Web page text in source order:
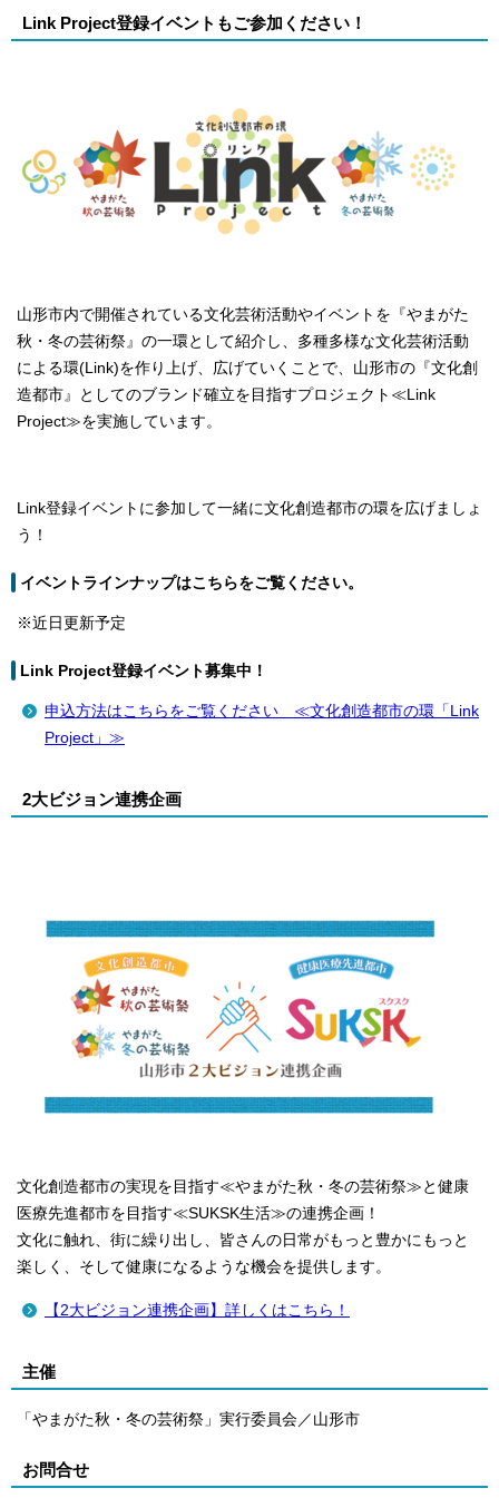
Link Project登録イベントもご参加ください！
山形市内で開催されている文化芸術活動やイベントを『やまがた
秋・冬の芸術祭』の一環として紹介し、多種多様な文化芸術活動
による環(Link)を作り上げ、広げていくことで、山形市の『文化創
造都市』としてのブランド確立を目指すプロジェクト≪Link
Project≫を実施しています。
Link登録イベントに参加して一緒に文化創造都市の環を広げましょ
う！
イベントラインナップはこちらをご覧ください。
※近日更新予定
Link Project登録イベント募集中！
申込方法はこちらをご覧ください ≪文化創造都市の環「Link
Project」≫
2大ビジョン連携企画
文化創造都市の実現を目指す≪やまがた秋・冬の芸術祭≫と健康
医療先進都市を目指す≪SUKSK生活≫の連携企画！
文化に触れ、街に繰り出し、皆さんの日常がもっと豊かにもっと
楽しく、そして健康になるような機会を提供します。
【2大ビジョン連携企画】詳しくはこちら！
主催
「やまがた秋・冬の芸術祭」実行委員会／山形市
お問合せ